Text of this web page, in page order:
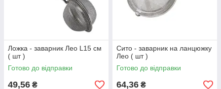
Ложка - заварник Лео L15 см
( шт )
Готово до відправки
49,56 ₴
Сито - заварник на ланцюжку
Лео ( шт )
Готово до відправки
64,36 ₴